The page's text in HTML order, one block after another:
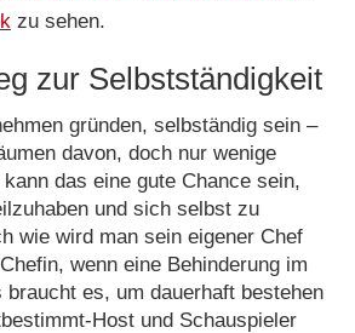
zu sehen.
zur Selbstständigkeit
gründen, selbständig sein –
davon, doch nur wenige
das eine gute Chance sein,
und sich selbst zu
wie wird man sein eigener Chef
wenn eine Behinderung im
braucht es, um dauerhaft bestehen
Host und Schauspieler